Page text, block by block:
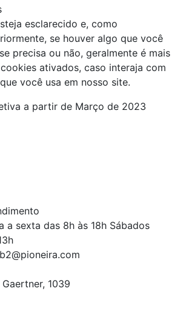
esclarecido e, como
se houver algo que você
precisa ou não, geralmente é mais
ativados, caso interaja com
você usa em nosso site.
a partir de Março de 2023
a sexta das 8h às 18h Sábados
1039